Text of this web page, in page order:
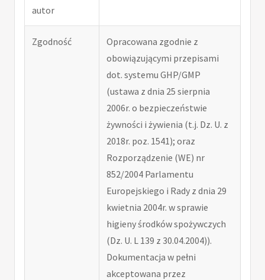
autor
Zgodność
Opracowana zgodnie z
obowiązującymi przepisami
dot. systemu GHP/GMP
(ustawa z dnia 25 sierpnia
2006r. o bezpieczeństwie
żywności i żywienia (t.j. Dz. U. z
2018r. poz. 1541); oraz
Rozporządzenie (WE) nr
852/2004 Parlamentu
Europejskiego i Rady z dnia 29
kwietnia 2004r. w sprawie
higieny środków spożywczych
(Dz. U. L 139 z 30.04.2004)).
Dokumentacja w pełni
akceptowana przez